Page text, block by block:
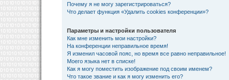
Почему я не могу зарегистрироваться?
Что делает функция «Удалить cookies конференции»?
Параметры и настройки пользователя
Как мне изменить мои настройки?
На конференции неправильное время!
Я изменил часовой пояс, но время все равно неправильное!
Моего языка нет в списке!
Как я могу поместить изображение под своим именем?
Что такое звание и как я могу изменить его?